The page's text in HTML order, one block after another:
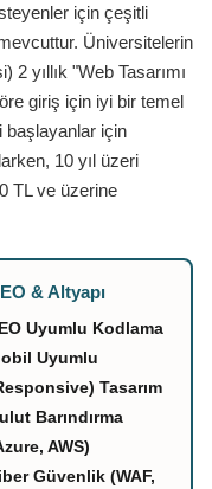
için çeşitli
Üniversitelerin
yıllık "Web Tasarımı
giriş için iyi bir temel
başlayanlar için
10 yıl üzeri
TL ve üzerine
& Altyapı
Uyumlu Kodlama
Uyumlu
Tasarım
Barındırma
AWS)
Güvenlik (WAF,